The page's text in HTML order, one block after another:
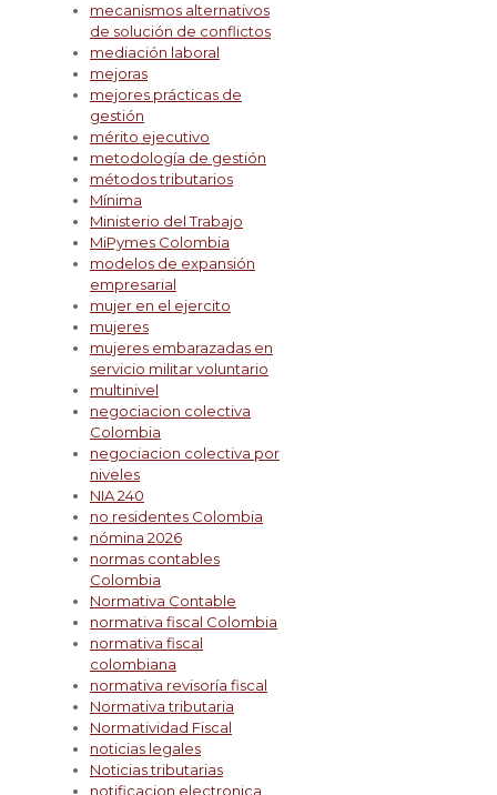
mecanismos alternativos
de solución de conflictos
mediación laboral
mejoras
mejores prácticas de
gestión
mérito ejecutivo
metodología de gestión
métodos tributarios
Mínima
Ministerio del Trabajo
MiPymes Colombia
modelos de expansión
empresarial
mujer en el ejercito
mujeres
mujeres embarazadas en
servicio militar voluntario
multinivel
negociacion colectiva
Colombia
negociacion colectiva por
niveles
NIA 240
no residentes Colombia
nómina 2026
normas contables
Colombia
Normativa Contable
normativa fiscal Colombia
normativa fiscal
colombiana
normativa revisoría fiscal
Normativa tributaria
Normatividad Fiscal
noticias legales
Noticias tributarias
notificacion electronica